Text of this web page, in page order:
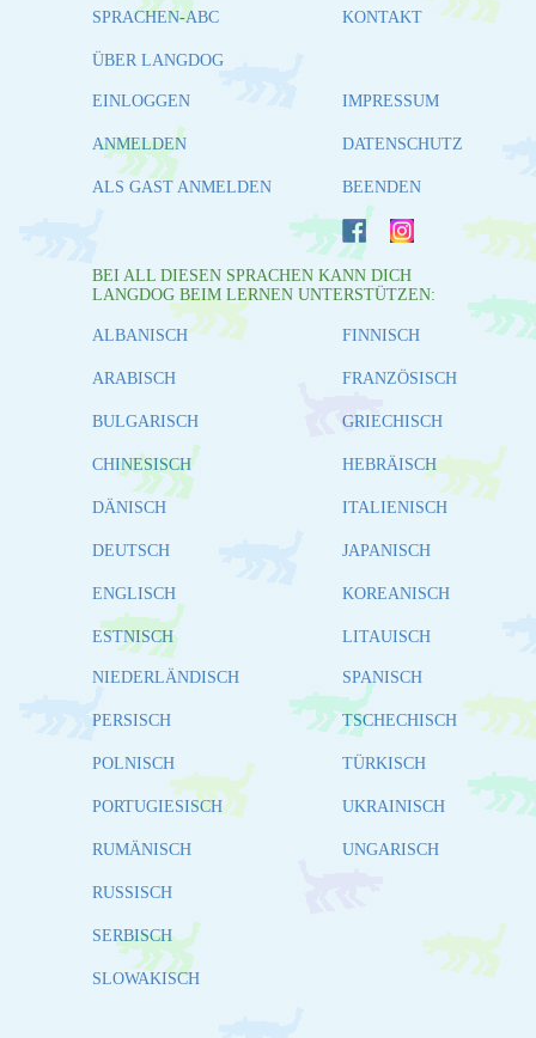
SPRACHEN-ABC
ÜBER LANGDOG
KONTAKT
EINLOGGEN
ANMELDEN
ALS GAST ANMELDEN
IMPRESSUM
DATENSCHUTZ
BEENDEN
BEI ALL DIESEN SPRACHEN KANN DICH
LANGDOG BEIM LERNEN UNTERSTÜTZEN:
ALBANISCH
ARABISCH
BULGARISCH
CHINESISCH
DÄNISCH
DEUTSCH
ENGLISCH
ESTNISCH
FINNISCH
FRANZÖSISCH
GRIECHISCH
HEBRÄISCH
ITALIENISCH
JAPANISCH
KOREANISCH
LITAUISCH
NIEDERLÄNDISCH
PERSISCH
POLNISCH
PORTUGIESISCH
RUMÄNISCH
RUSSISCH
SERBISCH
SLOWAKISCH
SPANISCH
TSCHECHISCH
TÜRKISCH
UKRAINISCH
UNGARISCH